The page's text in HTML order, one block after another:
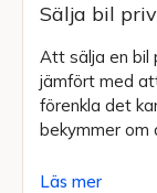
Sälja bil
Att sälja en bil
jämfört med
förenkla det
bekymmer om
Läs mer